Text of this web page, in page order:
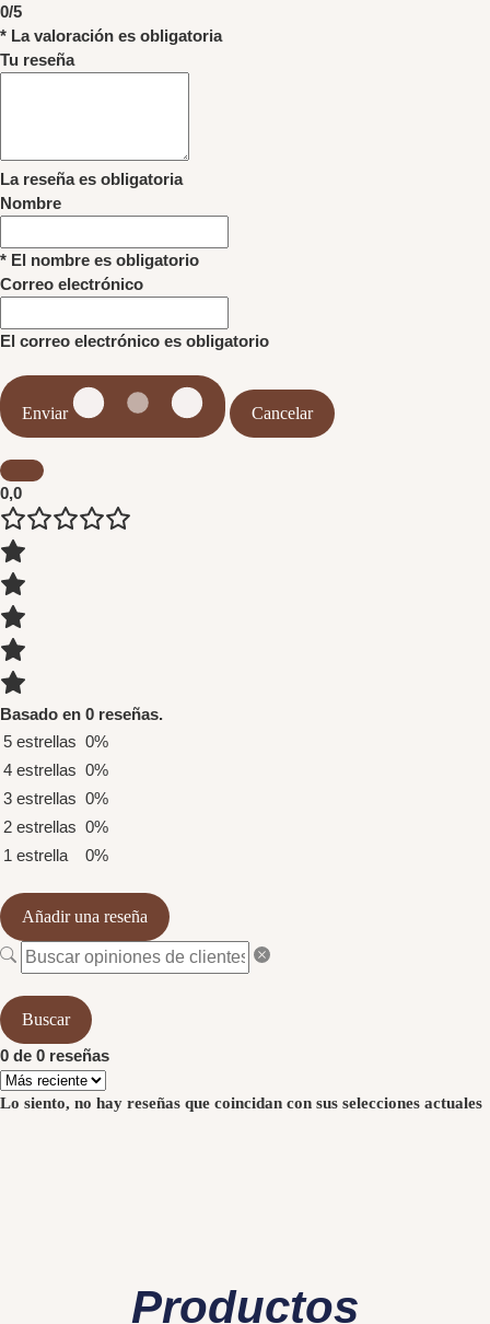
0/5
* La valoración es obligatoria
Tu reseña
La reseña es obligatoria
Nombre
* El nombre es obligatorio
Correo electrónico
El correo electrónico es obligatorio
Enviar Cancelar
0,0
Basado en 0 reseñas.
5 estrellas 0%
4 estrellas 0%
3 estrellas 0%
2 estrellas 0%
1 estrella
0%
Añadir una reseña
Buscar
0 de 0 reseñas
Lo siento, no hay reseñas que coincidan con sus selecciones actuales
Productos